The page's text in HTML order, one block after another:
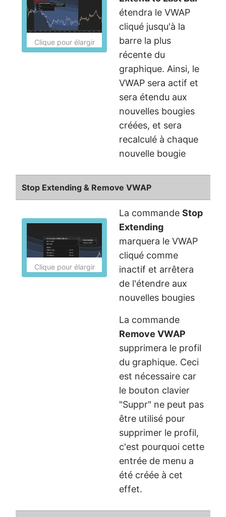
Clique pour élargir
étendra le VWAP
cliqué jusqu'à la
barre la plus
récente du
graphique. Ainsi, le
VWAP sera actif et
sera étendu aux
nouvelles bougies
créées, et sera
recalculé à chaque
nouvelle bougie
Stop Extending & Remove VWAP
Clique pour élargir
La commande Stop
Extending
marquera le VWAP
cliqué comme
inactif et arrêtera
de l'étendre aux
nouvelles bougies
La commande
Remove VWAP
supprimera le profil
du graphique. Ceci
est nécessaire car
le bouton clavier
"Suppr" ne peut pas
être utilisé pour
supprimer le profil,
c'est pourquoi cette
entrée de menu a
été créée à cet
effet.